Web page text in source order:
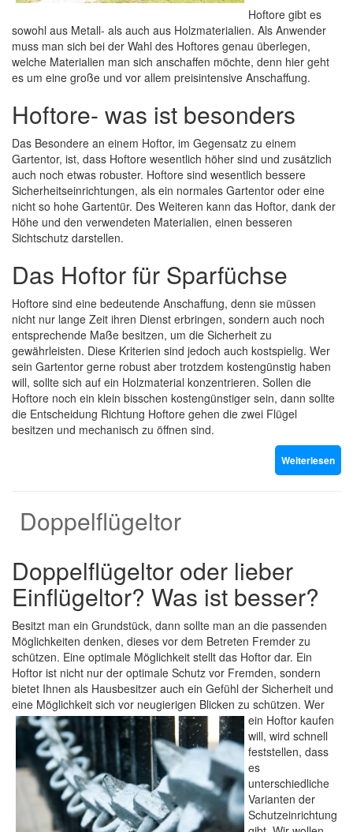
Hoftore gibt es
sowohl aus Metall- als auch aus Holzmaterialien. Als Anwender
muss man sich bei der Wahl des Hoftores genau überlegen,
welche Materialien man sich anschaffen möchte, denn hier geht
es um eine große und vor allem preisintensive Anschaffung.
Hoftore- was ist besonders
Das Besondere an einem Hoftor, im Gegensatz zu einem
Gartentor, ist, dass Hoftore wesentlich höher sind und zusätzlich
auch noch etwas robuster. Hoftore sind wesentlich bessere
Sicherheitseinrichtungen, als ein normales Gartentor oder eine
nicht so hohe Gartentür. Des Weiteren kann das Hoftor, dank der
Höhe und den verwendeten Materialien, einen besseren
Sichtschutz darstellen.
Das Hoftor für Sparfüchse
Hoftore sind eine bedeutende Anschaffung, denn sie müssen
nicht nur lange Zeit ihren Dienst erbringen, sondern auch noch
entsprechende Maße besitzen, um die Sicherheit zu
gewährleisten. Diese Kriterien sind jedoch auch kostspielig. Wer
sein Gartentor gerne robust aber trotzdem kostengünstig haben
will, sollte sich auf ein Holzmaterial konzentrieren. Sollen die
Hoftore noch ein klein bisschen kostengünstiger sein, dann sollte
die Entscheidung Richtung Hoftore gehen die zwei Flügel
besitzen und mechanisch zu öffnen sind.
Weiterlesen
Doppelflügeltor
Doppelflügeltor oder lieber
Einflügeltor? Was ist besser?
Besitzt man ein Grundstück, dann sollte man an die passenden
Möglichkeiten denken, dieses vor dem Betreten Fremder zu
schützen. Eine optimale Möglichkeit stellt das Hoftor dar. Ein
Hoftor ist nicht nur der optimale Schutz vor Fremden, sondern
bietet Ihnen als Hausbesitzer auch ein Gefühl der Sicherheit und
eine Möglichkeit sich vor neugierigen Blicken zu schützen. Wer
ein Hoftor kaufen
will, wird schnell
feststellen, dass
es
unterschiedliche
Varianten der
Schutzeinrichtung